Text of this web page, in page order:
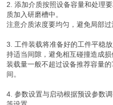
2. 添加介质按照设备容量和处理
质加入研磨槽中。
注意介质浓度要均匀，避免局部过
3. 工件装载将准备好的工件平稳
持适当间隙，避免相互碰撞造成损
装载量一般不超过设备推荐容量
间。
4. 参数设置与启动根据预设参数